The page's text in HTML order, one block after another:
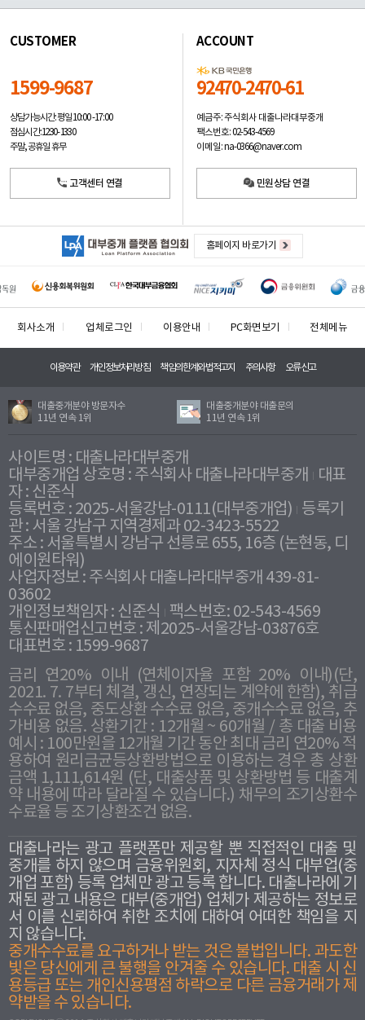
CUSTOMER
1599-9687
상담가능시간: 평일10:00 -17:00
점심시간: 12:30 - 13:30
주말, 공휴일 휴무
고객센터 연결
ACCOUNT
92470-2470-61
예금주: 주식회사 대출나라대부중개
팩스번호: 02-543-4569
이메일: na-0366@naver.com
민원상담 연결
홈페이지 바로가기
회사소개 업체로그인 이용안내 PC화면보기 전체메뉴
이용약관 개인정보처리방침 책임의한계와법적고지 주의사항 오류신고
대출중개분야 방문자수
11년 연속 1위
대출중개분야 대출문의
11년 연속 1위
사이트명 : 대출나라대부중개
대부중개업 상호명 : 주식회사 대출나라대부중개
대표
자 : 신준식
등록번호 : 2025-서울강남-0111(대부중개업) 등록기
관 : 서울 강남구 지역경제과 02-3423-5522
주소 : 서울특별시 강남구 선릉로 655, 16층 (논현동, 디
에이원타워)
사업자정보 : 주식회사 대출나라대부중개 439-81-
03602
개인정보책임자 : 신준식
팩스번호: 02-543-4569
통신판매업신고번호 : 제2025-서울강남-03876호
대표번호 : 1599-9687
금리 연20% 이내 (연체이자율 포함 20% 이내)(단,
2021. 7. 7부터 체결, 갱신, 연장되는 계약에 한함), 취급
수수료 없음, 중도상환 수수료 없음, 중개수수료 없음, 추
가비용 없음. 상환기간 : 12개월 ~ 60개월 / 총 대출 비용
예시 : 100만원을 12개월 기간 동안 최대 금리 연20% 적
용하여 원리금균등상환방법으로 이용하는 경우 총 상환
금액 1,111,614원 (단, 대출상품 및 상환방법 등 대출계
약 내용에 따라 달라질 수 있습니다.) 채무의 조기상환수
수료율 등 조기상환조건 없음.
대출나라는 광고 플랫폼만 제공할 뿐 직접적인 대출 및
중개를 하지 않으며 금융위원회, 지자체 정식 대부업(중
개업 포함) 등록 업체만 광고 등록 합니다. 대출나라에 기
재된 광고 내용은 대부(중개업) 업체가 제공하는 정보로
서 이를 신뢰하여 취한 조치에 대하여 어떠한 책임을 지
지 않습니다.
중개수수료를 요구하거나 받는 것은 불법입니다. 과도한
빛은 당신에게 큰 불행을 안겨줄 수 있습니다. 대출 시 신
용등급 또는 개인신용평점 하락으로 다른 금융거래가 제
약받을 수 있습니다.